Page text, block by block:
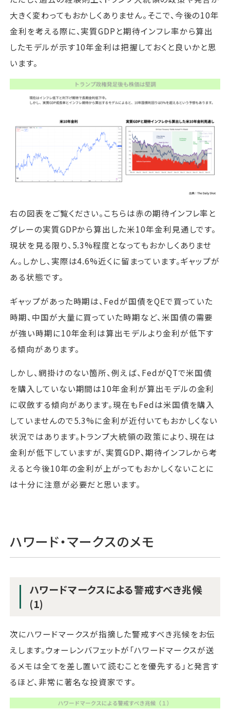
大きく変わってもおかしくありません。そこで、今後の10年
金利を考える際に、実質GDPと期待インフレ率から算出
したモデルが示す10年金利は把握しておくと良いかと思
います。
右の図表をご覧ください。こちらは赤の期待インフレ率と
グレーの実質GDPから算出した米10年金利見通しです。
現状を見る限り、5.3%程度となってもおかしくありませ
ん。しかし、実際は4.6%近くに留まっています。ギャップが
ある状態です。
ギャップがあった時期は、Fedが国債をQEで買っていた
時期、中国が大量に買っていた時期など、米国債の需要
が強い時期に10年金利は算出モデルより金利が低下す
る傾向があります。
しかし、網掛けのない箇所、例えば、FedがQTで米国債
を購入していない期間は10年金利が算出モデルの金利
に収斂する傾向があります。現在もFedは米国債を購入
していませんので5.3%に金利が近付いてもおかしくない
状況ではあります。トランプ大統領の政策により、現在は
金利が低下していますが、実質GDP、期待インフレから考
えると今後10年の金利が上がってもおかしくないことに
は十分に注意が必要だと思います。
ハワード・マークスのメモ
ハワードマークスによる警戒すべき兆候
(1)
次にハワードマークスが指摘した警戒すべき兆候をお伝
えします。ウォーレンバフェットが「ハワードマークスが送
るメモは全てを差し置いて読むことを優先する」と発言す
るほど、非常に著名な投資家です。